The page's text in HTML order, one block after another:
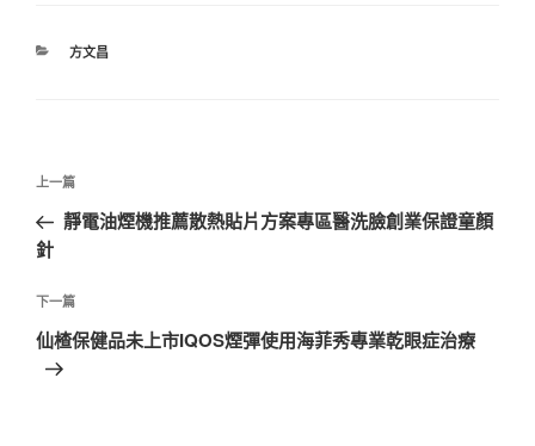
分
方文昌
文
導
覽
上
一
篇
章
上一篇
靜電油煙機推薦散熱貼片方案專區醫洗臉創業保證童顏
針
下
一
篇
下一篇
仙楂保健品未上市IQOS煙彈使用海菲秀專業乾眼症治療